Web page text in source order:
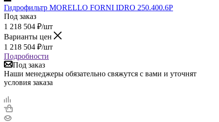
Гидрофильтр MORELLO FORNI IDRO 250.400.6P
Под заказ
1 218 504 ₽/шт
Варианты цен
1 218 504 ₽/шт
Подробности
Под заказ
Наши менеджеры обязательно свяжутся с вами и уточнят
условия заказа